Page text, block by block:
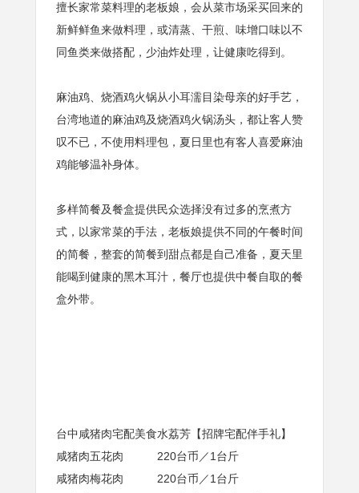
擅长家常菜料理的老板娘，会从菜市场采买回来的
新鲜鲜鱼来做料理，或清蒸、干煎、味增口味以不
同鱼类来做搭配，少油炸处理，让健康吃得到。
麻油鸡、烧酒鸡火锅从小耳濡目染母亲的好手艺，
台湾地道的麻油鸡及烧酒鸡火锅汤头，都让客人赞
叹不已，不使用料理包，夏日里也有客人喜爱麻油
鸡能够温补身体。
多样简餐及餐盒提供民众选择没有过多的烹煮方
式，以家常菜的手法，老板娘提供不同的午餐时间
的简餐，整套的简餐到甜点都是自己准备，夏天里
能喝到健康的黑木耳汁，餐厅也提供中餐自取的餐
盒外带。
台中咸猪肉宅配美食水荔芳【招牌宅配伴手礼】
咸猪肉五花肉 220台币／1台斤
咸猪肉梅花肉 220台币／1台斤